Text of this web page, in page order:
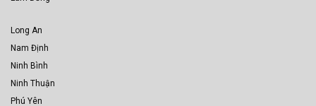
Long An
Nam Định
Ninh Bình
Ninh Thuận
Phú Yên